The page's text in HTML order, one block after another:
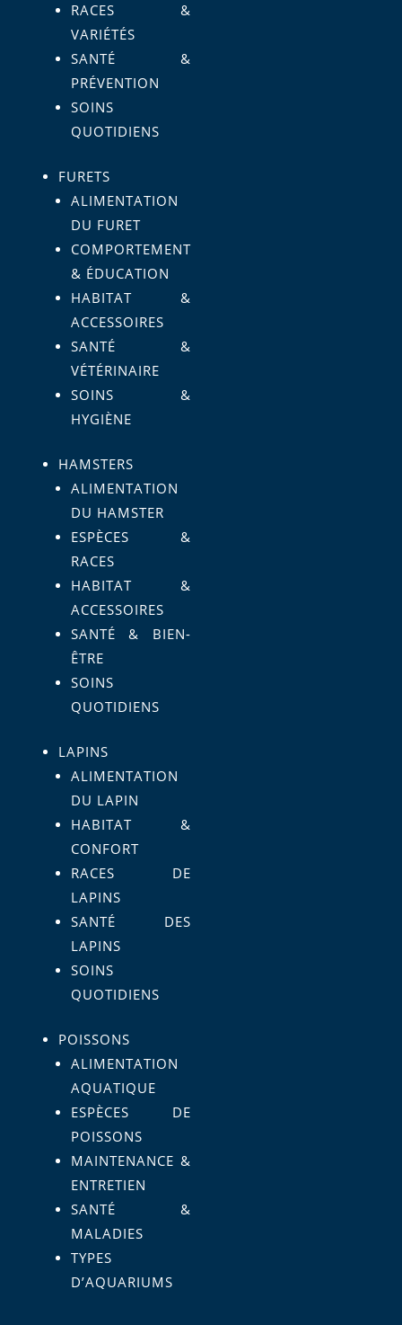
RACES &
VARIÉTÉS
SANTÉ &
PRÉVENTION
SOINS
QUOTIDIENS
FURETS
ALIMENTATION
DU FURET
COMPORTEMENT
& ÉDUCATION
HABITAT &
ACCESSOIRES
SANTÉ &
VÉTÉRINAIRE
SOINS &
HYGIÈNE
HAMSTERS
ALIMENTATION
DU HAMSTER
ESPÈCES &
RACES
HABITAT &
ACCESSOIRES
SANTÉ & BIEN-
ÊTRE
SOINS
QUOTIDIENS
LAPINS
ALIMENTATION
DU LAPIN
HABITAT &
CONFORT
RACES DE
LAPINS
SANTÉ DES
LAPINS
SOINS
QUOTIDIENS
POISSONS
ALIMENTATION
AQUATIQUE
ESPÈCES DE
POISSONS
MAINTENANCE &
ENTRETIEN
SANTÉ &
MALADIES
TYPES
D’AQUARIUMS